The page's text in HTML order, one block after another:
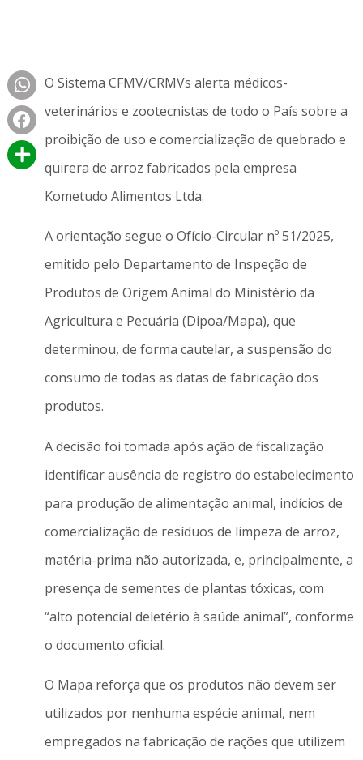
O Sistema CFMV/CRMVs alerta médicos-
veterinários e zootecnistas de todo o País sobre a
proibição de uso e comercialização de quebrado e
quirera de arroz fabricados pela empresa
Kometudo Alimentos Ltda.
A orientação segue o Ofício-Circular nº 51/2025,
emitido pelo Departamento de Inspeção de
Produtos de Origem Animal do Ministério da
Agricultura e Pecuária (Dipoa/Mapa), que
determinou, de forma cautelar, a suspensão do
consumo de todas as datas de fabricação dos
produtos.
A decisão foi tomada após ação de fiscalização
identificar ausência de registro do estabelecimento
para produção de alimentação animal, indícios de
comercialização de resíduos de limpeza de arroz,
matéria-prima não autorizada, e, principalmente, a
presença de sementes de plantas tóxicas, com
“alto potencial deletério à saúde animal”, conforme
o documento oficial.
O Mapa reforça que os produtos não devem ser
utilizados por nenhuma espécie animal, nem
empregados na fabricação de rações que utilizem